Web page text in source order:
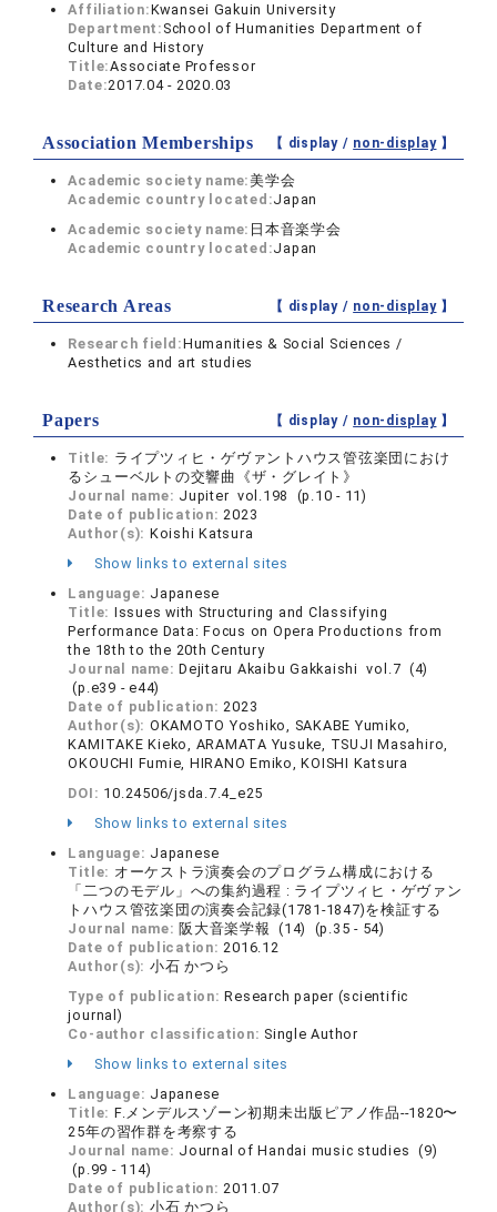
Affiliation:Kwansei Gakuin University
Department: School of Humanities Department of
Culture and History
Title:Associate Professor
Date:2017.04 - 2020.03
Association Memberships 【 display / non-display】
Academic society name:美学会
Academic country located:Japan
Academic society name: 日本音楽学会
Academic country located:Japan
Research Areas 【 display / non-display】
Research field:Humanities & Social Sciences /
Aesthetics and art studies
Papers 【 display / non-display】
Title: ライプツィヒ・ゲヴァントハウス管弦楽団におけ
るシューベルトの交響曲《ザ・グレイト》
Journal name: Jupiter vol.198 (p.10 - 11)
Date of publication:2023
Author(s): Koishi Katsura
Show links to external sites
Language: Japanese
Title: Issues with Structuring and Classifying
Performance Data: Focus on Opera Productions from
the 18th to the 20th Century
Journal name:Dejitaru Akaibu Gakkaishi vol.7 (4)
(p.e39 - e44)
Date of publication:2023
Author(s): OKAMOTO Yoshiko, SAKABE Yumiko,
KAMITAKE Kieko, ARAMATA Yusuke, TSUJI Masahiro,
OKOUCHI Fumie, HIRANO Emiko, KOISHI Katsura
DOI: 10.24506/jsda.7.4_e25
Show links to external sites
Language: Japanese
Title: オーケストラ演奏会のプログラム構成における
「二つのモデル」への集約過程 : ライプツィヒ・ゲヴァン
トハウス管弦楽団の演奏会記録(1781-1847)を検証する
Journal name: 阪大音楽学報 (14) (p.35 - 54)
Date of publication:2016.12
Author(s): 小石 かつら
Type of publication:Research paper (scientific
journal)
Co-author classification: Single Author
Show links to external sites
Language: Japanese
Title: F.メンデルスゾーン初期未出版ピアノ作品--1820〜
25年の習作群を考察する
Journal name: Journal of Handai music studies (9)
(p.99 - 114)
Date of publication:2011.07
Author(s): 小石 かつら